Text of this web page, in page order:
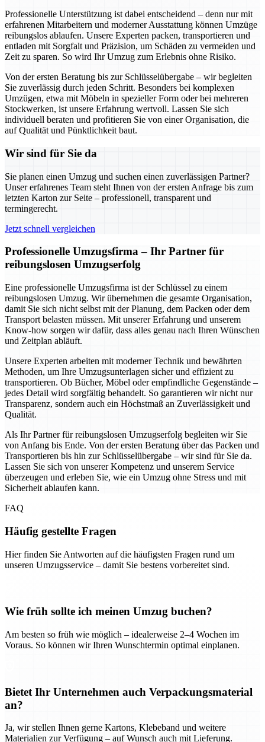
Professionelle Unterstützung ist dabei entscheidend – denn nur mit
erfahrenen Mitarbeitern und moderner Ausstattung können Umzüge
reibungslos ablaufen. Unsere Experten packen, transportieren und
entladen mit Sorgfalt und Präzision, um Schäden zu vermeiden und
Zeit zu sparen. So wird Ihr Umzug zum Erlebnis ohne Risiko.
Von der ersten Beratung bis zur Schlüsselübergabe – wir begleiten
Sie zuverlässig durch jeden Schritt. Besonders bei komplexen
Umzügen, etwa mit Möbeln in spezieller Form oder bei mehreren
Stockwerken, ist unsere Erfahrung wertvoll. Lassen Sie sich
individuell beraten und profitieren Sie von einer Organisation, die
auf Qualität und Pünktlichkeit baut.
Wir sind für Sie da
Sie planen einen Umzug und suchen einen zuverlässigen Partner?
Unser erfahrenes Team steht Ihnen von der ersten Anfrage bis zum
letzten Karton zur Seite – professionell, transparent und
termingerecht.
Jetzt schnell vergleichen
Professionelle Umzugsfirma – Ihr Partner für
reibungslosen Umzugserfolg
Eine professionelle Umzugsfirma ist der Schlüssel zu einem
reibungslosen Umzug. Wir übernehmen die gesamte Organisation,
damit Sie sich nicht selbst mit der Planung, dem Packen oder dem
Transport belasten müssen. Mit unserer Erfahrung und unserem
Know-how sorgen wir dafür, dass alles genau nach Ihren Wünschen
und Zeitplan abläuft.
Unsere Experten arbeiten mit moderner Technik und bewährten
Methoden, um Ihre Umzugsunterlagen sicher und effizient zu
transportieren. Ob Bücher, Möbel oder empfindliche Gegenstände –
jedes Detail wird sorgfältig behandelt. So garantieren wir nicht nur
Transparenz, sondern auch ein Höchstmaß an Zuverlässigkeit und
Qualität.
Als Ihr Partner für reibungslosen Umzugserfolg begleiten wir Sie
von Anfang bis Ende. Von der ersten Beratung über das Packen und
Transportieren bis hin zur Schlüsselübergabe – wir sind für Sie da.
Lassen Sie sich von unserer Kompetenz und unserem Service
überzeugen und erleben Sie, wie ein Umzug ohne Stress und mit
Sicherheit ablaufen kann.
FAQ
Häufig gestellte Fragen
Hier finden Sie Antworten auf die häufigsten Fragen rund um
unseren Umzugsservice – damit Sie bestens vorbereitet sind.
Wie früh sollte ich meinen Umzug buchen?
Am besten so früh wie möglich – idealerweise 2–4 Wochen im
Voraus. So können wir Ihren Wunschtermin optimal einplanen.
Bietet Ihr Unternehmen auch Verpackungsmaterial
an?
Ja, wir stellen Ihnen gerne Kartons, Klebeband und weitere
Materialien zur Verfügung – auf Wunsch auch mit Lieferung.